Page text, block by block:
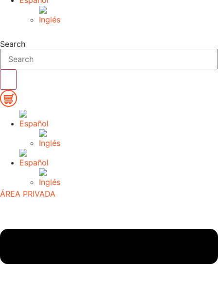
Search
ÁREA PRIVADA